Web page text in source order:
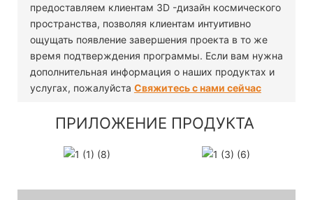
предоставляем клиентам 3D -дизайн космического
пространства, позволяя клиентам интуитивно
ощущать появление завершения проекта в то же
время подтверждения программы. Если вам нужна
дополнительная информация о наших продуктах и ​​
услугах, пожалуйста Свяжитесь с нами сейчас
ПРИЛОЖЕНИЕ ПРОДУКТА